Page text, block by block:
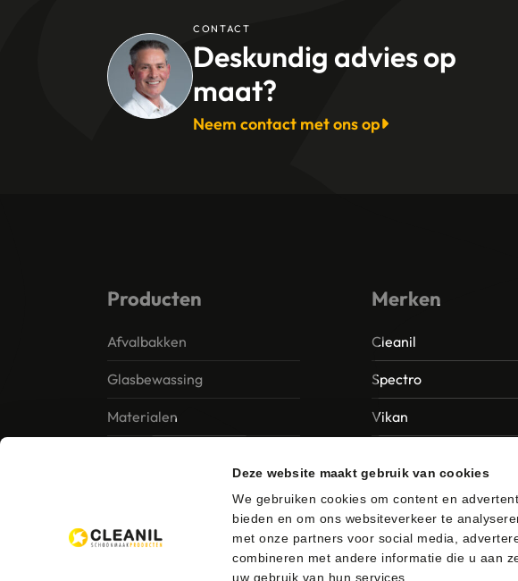
Deze website maakt gebruik van cookies
We gebruiken cookies om content en
bieden en om ons websiteverkeer te
met onze partners voor social media,
combineren met andere informatie die u aan
uw gebruik van hun services.
CONTACT
Deskundig advies op
maat?
Neem contact met ons op
Producten
Afvalbakken
Glasbewassing
Materialen
Merken
Cleanil
Spectro
Vikan
Unger